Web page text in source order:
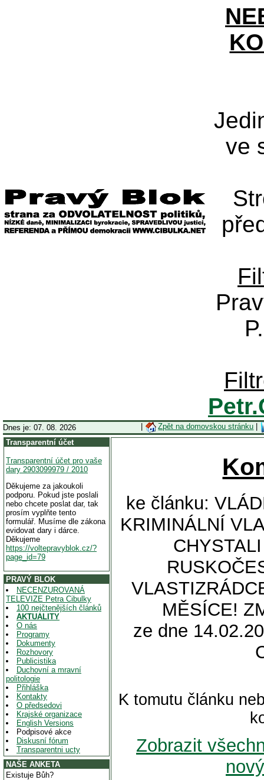
ve
Dnes je: 07. 08. 2026 Zpět na domovskou stránku
Transparentní účet
Transparentní účet pro vaše
dary 2903099979 / 2010
Děkujeme za jakoukoli
podporu. Pokud jste poslali
nebo chcete poslat dar, tak
prosím vyplňte tento
formulář. Musíme dle zákona
evidovat dary i dárce.
Děkujeme
https://voltepravyblok.cz/?
page_id=79
PRAVÝ BLOK
NECENZUROVANÁ
TELEVIZE Petra Cibulky
100 nejčtenějších článků
AKTUALITY
O nás
Programy
Dokumenty
Rozhovory
Publicistika
Duchovní a mravní
politologie
Přihláška
Kontakty
O předsedovi
Krajské organizace
English Versions
Podpisové akce
Diskusní fórum
Transparentni ucty
NAŠE ANKETA
Existuje Bůh?
ke článku:
KRIMINÁLNÍ
MĚSÍCE!
ze dne
K tomutu článku
Zobrazit